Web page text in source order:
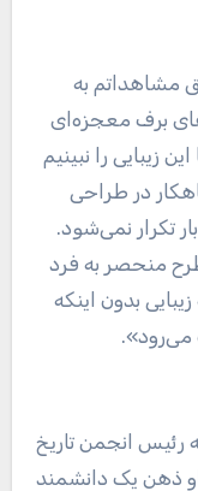
از طریق مشاهداتم به
برف معجزه‌ای
زیبایی را نبینیم
در طراحی
تکرار نمی‌شود.
منحصر به فرد
بدون اینکه
می‌رود».
رئیس انجمن تاریخ
ذهن یک دانشمند